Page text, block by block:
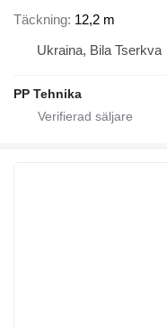
Täckning 12,2 m
Ukraina, Bila Tserkva
PP Tehnika